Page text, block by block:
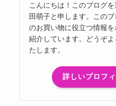
こんにちは！このブログ
田萌子と申します。この
のお買い物に役立つ情報
紹介しています。どうぞ
たします。
詳しいプロフ